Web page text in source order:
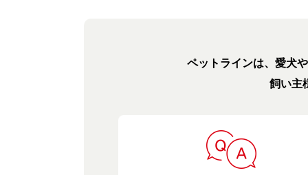
ペットラインは、愛犬
飼い主